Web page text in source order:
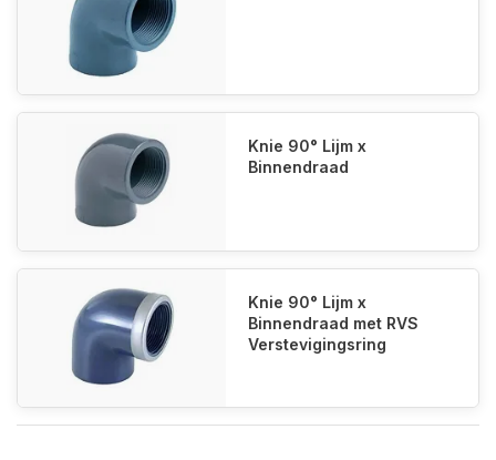
Knie 90° Lijm x
Binnendraad
Knie 90° Lijm x
Binnendraad met RVS
Verstevigingsring